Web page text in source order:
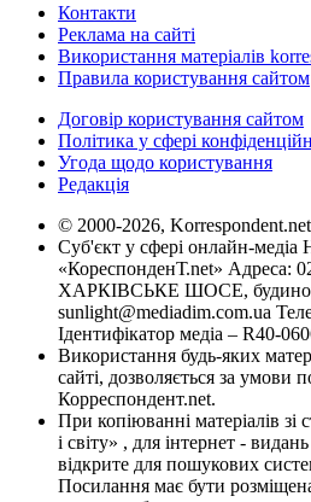
Контакти
Реклама на сайті
Використання матеріалів
Правила користування сайтом
Договір користування сайтом
Політика у сфері
Угода щодо користування
Редакція
© 2000-2026, Korrespondent.net
Суб'єкт у сфері онлайн-медіа
«КореспонденТ.net» Адреса:
ХАРКІВСЬКЕ ШОСЕ, будинок
sunlight@mediadim.com.ua
Ідентифікатор медіа – R40-
Використання будь-яких
сайті, дозволяється за умови
Корреспондент.net.
При копіюванні матеріалів
і світу» , для інтернет -
відкрите для пошукових
Посилання має бути